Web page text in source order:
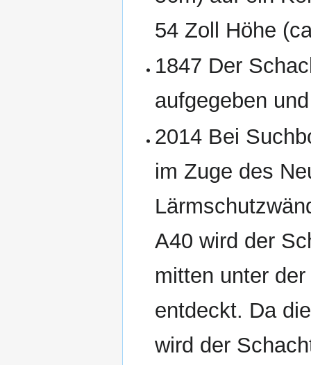
54 Zoll Höhe
1847 Der
aufgegeben
2014 Bei
im Zuge des
A40 wird der
mitten unter
entdeckt. Da
wird der